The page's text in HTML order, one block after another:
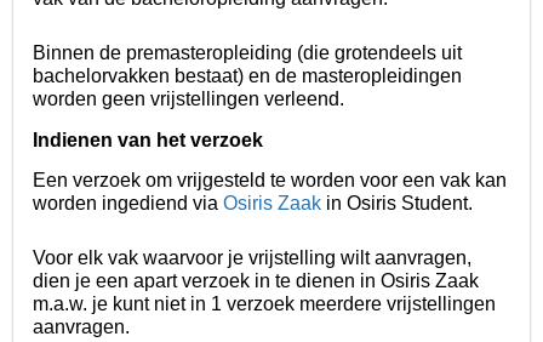
Binnen de premasteropleiding (die grotendeels uit
bachelorvakken bestaat) en de masteropleidingen
worden geen vrijstellingen verleend.
Indienen van het verzoek
Een verzoek om vrijgesteld te worden voor een vak kan
worden ingediend via Osiris Zaak in Osiris Student.
Voor elk vak waarvoor je vrijstelling wilt aanvragen,
dien je een apart verzoek in te dienen in Osiris Zaak
m.a.w. je kunt niet in 1 verzoek meerdere vrijstellingen
aanvragen.